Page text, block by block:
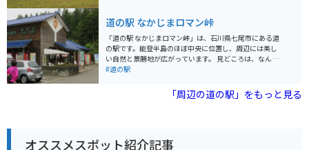
できます。 バイクで訪れる場合、道の駅には広い駐車場
が完備されているので安心です。 日本海沿岸を走る国道
249号線は、景色が良くツーリングにも最適なルートで
す。 道の駅周辺には、世界一長いベンチとして知られる
「なぎさドライブウェイ」や、UFOで町おこしをしてい
鮮な魚介類はもちろん、志賀町のブランド米「能登ひか
道の駅 なかじまロマン峠
「道の駅 なかじまロマン峠」は、石川県七尾市にある道
の駅です。能登半島のほぼ中央に位置し、周辺には美し
い自然と景勝地が広がっています。 見どころは、なんと
いっても日本海を一望できる展望台からの眺めです。晴
暮れ時は息をのむ美しさです。道の駅には、地元の特産
品を販売するショップやレストランもあります。新鮮な
す。能登半島をツーリングする際の休憩スポットとして
#道の駅
「周辺の道の駅」をもっと見る
オススメスポット紹介記事